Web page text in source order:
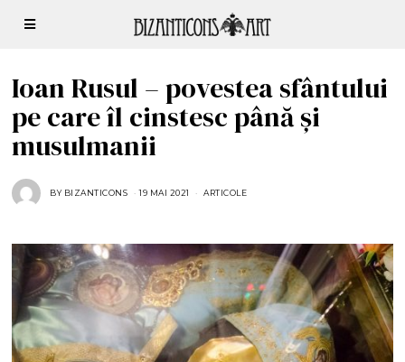
Ioan Rusul – povestea sfântului
pe care îl cinstesc până și
musulmanii
BY BIZANTICONS 19 MAI 2021
2
0
2
1
ARTICOLE